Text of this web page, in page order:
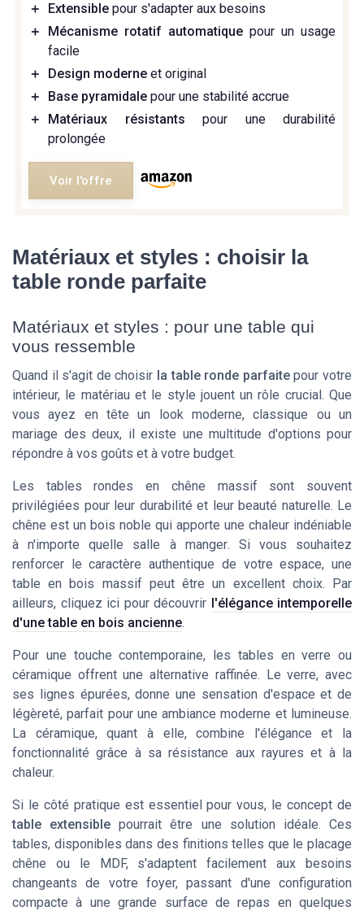
＋ Extensible pour s'adapter aux besoins
＋
Mécanisme rotatif automatique pour un usage
facile
＋
Design moderne et original
＋
Base pyramidale pour une stabilité accrue
＋
Matériaux résistants pour une durabilité
prolongée
Voir l'offre
Matériaux et styles : choisir la
table ronde parfaite
Matériaux et styles : pour une table qui
vous ressemble
Quand il s'agit de choisir la table ronde parfaitepour votre
intérieur, le matériau et le style jouent un rôle crucial. Que
vous ayez en tête un look moderne, classique ou un
mariage des deux, il existe une multitude d'options pour
répondre à vos goûts et à votre budget.
Les tables rondes en chêne massifsont souvent
privilégiées pour leur durabilité et leur beauté naturelle. Le
chêne est un bois noble qui apporte une chaleur indéniable
à n'importe quelle salle à manger. Si vous souhaitez
renforcer le caractère authentique de votre espace, une
table en bois massif peut être un excellent choix. Par
ailleurs, cliquez ici pour découvrir l'élégance intemporelle
d'une table en bois ancienne.
Pour une touche contemporaine, les tables enverre ou
céramique offrent une alternative raffinée. Le verre, avec
ses lignes épurées, donne une sensation d'espace et de
légèreté, parfait pour une ambiance moderne et lumineuse.
La céramique, quant à elle, combine l'élégance et la
fonctionnalité grâce à sa résistance aux rayures et à la
chaleur.
Si le côté pratique est essentiel pour vous, le concept de
table extensible pourrait être une solution idéale. Ces
tables, disponibles dans des finitions telles que le placage
chêne ou le MDF, s'adaptent facilement aux besoins
changeants de votre foyer, passant d'une configuration
compacte à une grande surface de repas en quelques